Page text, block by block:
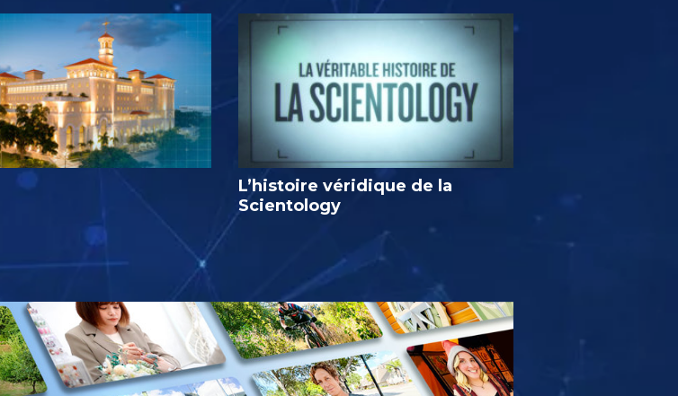
L’histoire véridique de la
Scientology